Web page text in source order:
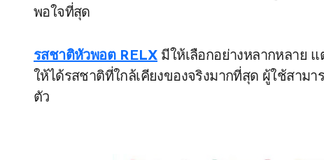
พอใจที่สุด
รสชาติหัวพอต RELX มีให้เลือกอย่างหลากหลาย
ให้ได้รสชาติที่ใกล้เคียงของจริงมากที่สุด ผู้ใช้สาม
ตัว